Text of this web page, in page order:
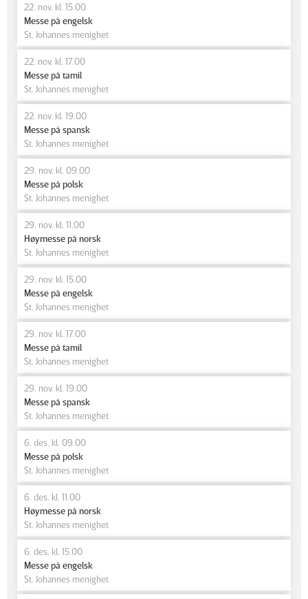
22. nov. kl. 15.00
Messe på engelsk
St. Johannes menighet
22. nov. kl. 17.00
Messe på tamil
St. Johannes menighet
22. nov. kl. 19.00
Messe på spansk
St. Johannes menighet
29. nov. kl. 09.00
Messe på polsk
St. Johannes menighet
29. nov. kl. 11.00
Høymesse på norsk
St. Johannes menighet
29. nov. kl. 15.00
Messe på engelsk
St. Johannes menighet
29. nov. kl. 17.00
Messe på tamil
St. Johannes menighet
29. nov. kl. 19.00
Messe på spansk
St. Johannes menighet
6. des. kl. 09.00
Messe på polsk
St. Johannes menighet
6. des. kl. 11.00
Høymesse på norsk
St. Johannes menighet
6. des. kl. 15.00
Messe på engelsk
St. Johannes menighet